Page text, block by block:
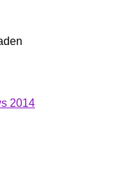
2014